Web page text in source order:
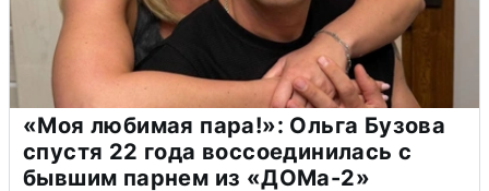
«Моя любимая пара!»: Ольга Бузова
спустя 22 года воссоединилась с
бывшим парнем из «ДОМа-2»